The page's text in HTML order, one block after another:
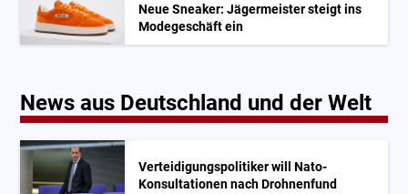
Neue Sneaker: Jägermeister steigt ins
Modegeschäft ein
News aus Deutschland und der Welt
Verteidigungspolitiker will Nato-
Konsultationen nach Drohnenfund